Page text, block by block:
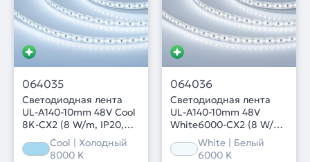
064035
Светодиодная лента
UL-A140-10mm 48V Cool
8K-CX2 (8 W/m, IP20,
30m) (Arlight, резка 2
светодиода)
Cool | Холодный
8000 K
064036
Светодиодная лента
UL-A140-10mm 48V
White6000-CX2 (8 W/m,
IP20, 30m) (Arlight,
резка 2 светодиода)
White | Белый
6000 K